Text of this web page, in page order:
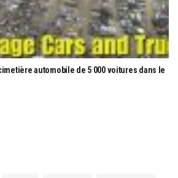
automobile de 5 000 voitures dans le